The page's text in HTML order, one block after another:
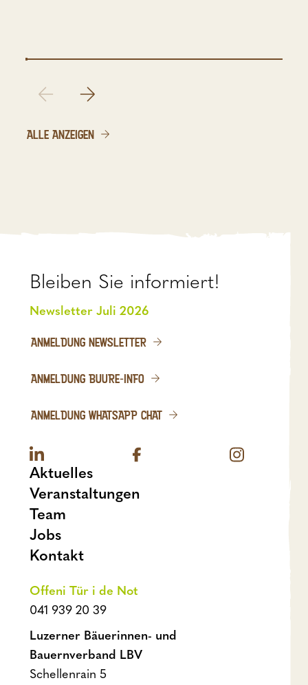
ALLE ANZEIGEN
Luzerner Bäuerinnen- und
Bauernverband LBV
Schellenrain 5
Aktuelles
Veranstaltungen
Team
Jobs
Kontakt
Offeni Tür i de Not
041 939 20 39
Bleiben Sie informiert!
Newsletter Juli 2026
ANMELDUNG NEWSLETTER
ANMELDUNG BUURE-INFO
ANMELDUNG WHATSAPP CHAT